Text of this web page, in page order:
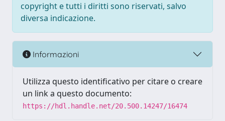
copyright e tutti i diritti sono riservati, salvo
diversa indicazione.
Informazioni
Utilizza questo identificativo per citare o creare
un link a questo documento:
https://hdl.handle.net/20.500.14247/16474